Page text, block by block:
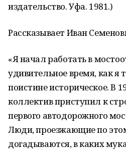
издательство. Уфа. 1981.)
Рассказывает Иван
«Я начал работать в
удивительное время, как я
поистине историческое. В
коллектив приступил к
первого автодорожного
Люди, проезжающие по
догадываются, в каких